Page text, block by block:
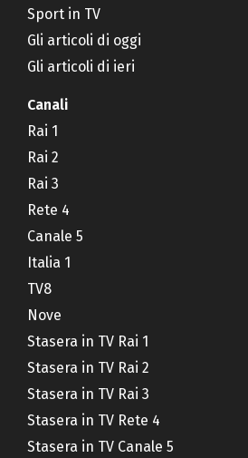
Sport in TV
Gli articoli di oggi
Gli articoli di ieri
Canali
Rai 1
Rai 2
Rai 3
Rete 4
Canale 5
Italia 1
TV8
Nove
Stasera in TV Rai 1
Stasera in TV Rai 2
Stasera in TV Rai 3
Stasera in TV Rete 4
Stasera in TV Canale 5